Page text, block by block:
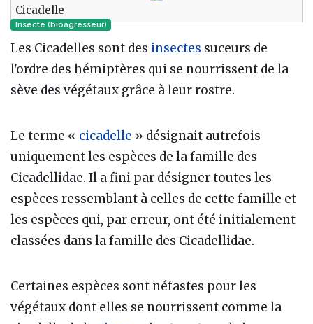
Cicadelle
Insecte (bioagresseur)
Les Cicadelles sont des insectes suceurs de
l'ordre des hémiptères qui se nourrissent de la
sève des végétaux grâce à leur rostre.
Le terme « cicadelle » désignait autrefois
uniquement les espèces de la famille des
Cicadellidae. Il a fini par désigner toutes les
espèces ressemblant à celles de cette famille et
les espèces qui, par erreur, ont été initialement
classées dans la famille des Cicadellidae.
Certaines espèces sont néfastes pour les
végétaux dont elles se nourrissent comme la